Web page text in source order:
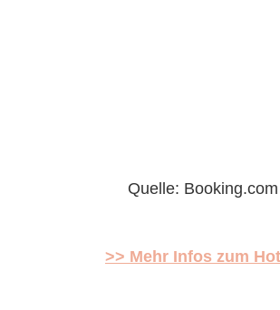
Quelle: Booking.com
>> Mehr Infos zum